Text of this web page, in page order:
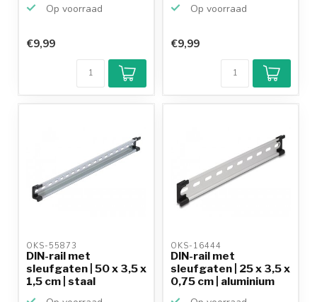
Op voorraad
€9,99
Op voorraad
€9,99
OKS-55873
DIN-rail met
sleufgaten | 50 x 3,5 x
1,5 cm | staal
OKS-16444
DIN-rail met
sleufgaten | 25 x 3,5 x
0,75 cm | aluminium